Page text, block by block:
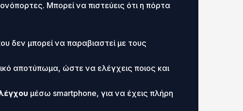
Μπορεί να πιστεύεις ότι η πόρτα
δεν μπορεί να παραβιαστεί με τους
αποτύπωμα, ώστε να ελέγχεις ποιος και
μέσω smartphone, για να έχεις πλήρη